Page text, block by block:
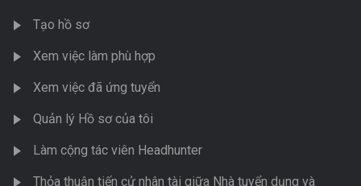
Tạo hồ sơ
Xem việc làm phù hợp
Xem việc đã ứng tuyển
Quản lý Hồ sơ của tôi
Làm cộng tác viên Headhunter
Thỏa thuận tiến cử nhân tài giữa Nhà tuyển dụng và